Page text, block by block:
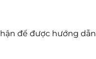
để được hướng dẫn